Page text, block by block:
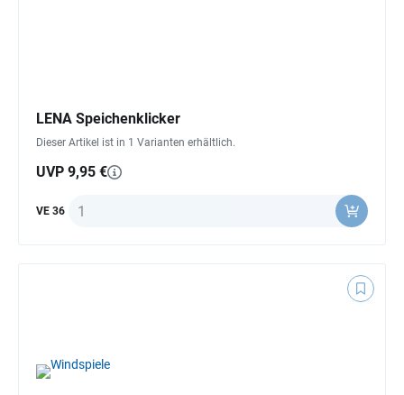
LENA Speichenklicker
Dieser Artikel ist in 1 Varianten erhältlich.
UVP 9,95 €
VE 36 Anzahl